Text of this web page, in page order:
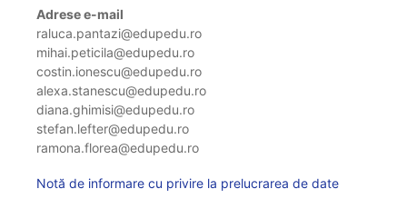
Adrese e-mail
raluca.pantazi@edupedu.ro
mihai.peticila@edupedu.ro
costin.ionescu@edupedu.ro
alexa.stanescu@edupedu.ro
diana.ghimisi@edupedu.ro
stefan.lefter@edupedu.ro
ramona.florea@edupedu.ro
Notă de informare cu privire la prelucrarea de date